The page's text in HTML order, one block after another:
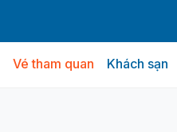
Vé tham quan Khách sạn